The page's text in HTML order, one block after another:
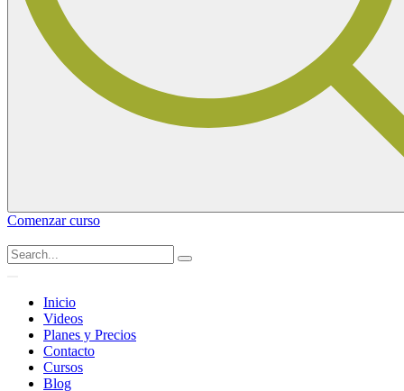
Comenzar curso
Inicio
Videos
Planes y Precios
Contacto
Cursos
Blog